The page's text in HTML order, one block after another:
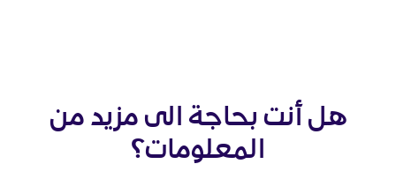
هل أنت بحاجة الى مزيد من
المعلومات؟